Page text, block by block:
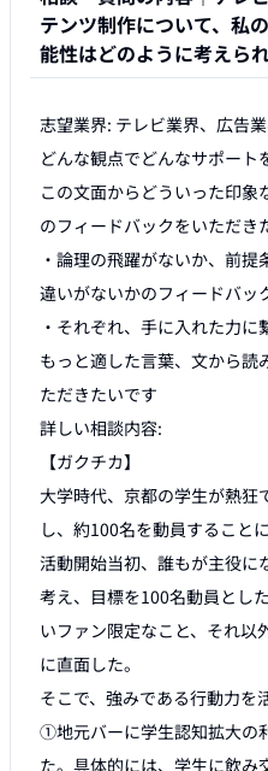
テンツ制作について、私
能性はどのように考えら
志望業界: テレビ業界、広告
どんな観点でどんなサポート
この文面からどういった印
のフィードバックをいただき
・論理の飛躍がないか、前
違いがないかのフィードバッ
・それぞれ、手に入れた力に
もっと適した言葉、文から読
ただきたいです
詳しい相談内容:
【ガクチカ】
大学時代、京都の学生が熱
し、約100名を動員すること
活動開始当初、誰もが主役に
考え、目標を100名動員とし
いファン限定なこと、それ以
に直面した。
そこで、強みである行動力を
①地元バーに学生認知拡大の
た。具体的には、学生に飲み